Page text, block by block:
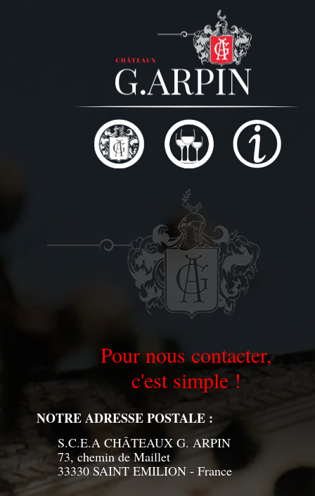
Pour nous contacter,
c'est simple !
NOTRE ADRESSE POSTALE :
S.C.E.A CHÂTEAUX G. ARPIN
73, chemin de Maillet
33330 SAINT EMILION - France